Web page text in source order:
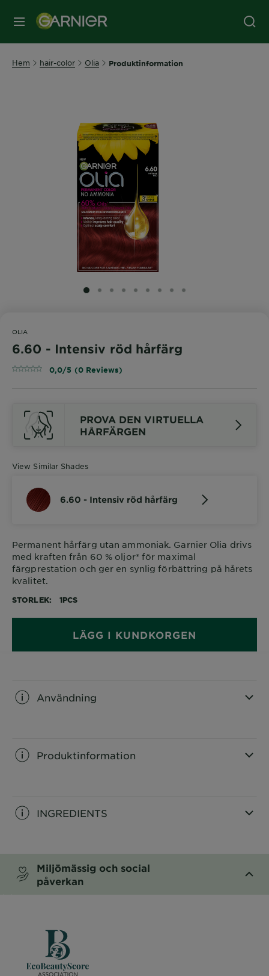
MENY
Hem hair-color Olia Produktinformation
SLIDE 1
SLIDE 2
SLIDE 3
SLIDE 4
SLIDE 5
SLIDE 6
SLIDE 7
SLIDE 8
SLIDE 9
OLIA
6.60 - Intensiv röd hårfärg
0,0/5 (0 Reviews)
PROVA DEN VIRTUELLA
HÅRFÄRGEN
View Similar Shades
6.60 - Intensiv röd hårfärg
Permanent hårfärg utan ammoniak. Garnier Olia drivs
med kraften från 60 % oljor* för maximal
färgprestation och ger en synlig förbättring på hårets
kvalitet.
STORLEK 1PCS
LÄGG I KUNDKORGEN
Användning
Produktinformation
INGREDIENTS
Miljömässig och social
påverkan